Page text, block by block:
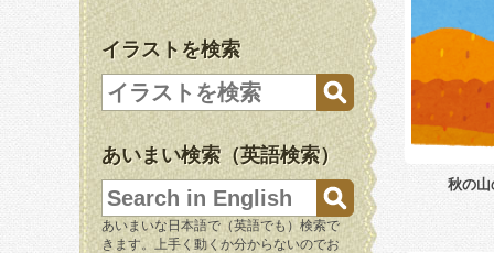
イラストを検索
あいまい検索（英語検索）
あいまいな日本語で（英語でも）検索で
きます。上手く動くか分からないのでお
秋の山